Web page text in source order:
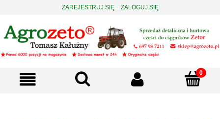
ZAREJESTRUJ SIĘ ZALOGUJ SIĘ